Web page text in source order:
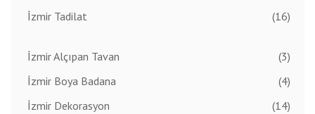
İzmir Tadilat
(16)
İzmir Alçıpan Tavan
(3)
İzmir Boya Badana
(4)
İzmir Dekorasyon
(14)